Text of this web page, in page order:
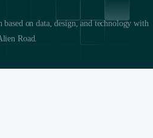
on data, design, and technology with
Road.